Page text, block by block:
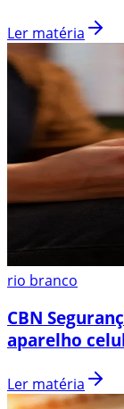
Ler matéria
rio branco
CBN
aparelho
Ler matéria